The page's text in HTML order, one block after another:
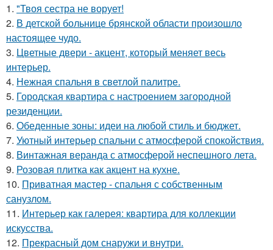
1. "Твоя сестра не ворует!
2. В детской больнице брянской области произошло
настоящее чудо.
3. Цветные двери - акцент, который меняет весь
интерьер.
4. Нежная спальня в светлой палитре.
5. Городская квартира с настроением загородной
резиденции.
6. Обеденные зоны: идеи на любой стиль и бюджет.
7. Уютный интерьер спальни с атмосферой спокойствия.
8. Винтажная веранда с атмосферой неспешного лета.
9. Розовая плитка как акцент на кухне.
10. Приватная мастер - спальня с собственным
санузлом.
11. Интерьер как галерея: квартира для коллекции
искусства.
12. Прекрасный дом снаружи и внутри.